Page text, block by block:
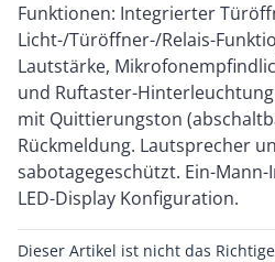
Funktionen: Integrierter
Licht-/Türöffner-/Relais-
Lautstärke,
und Ruftaster-
mit Quittierungston
Rückmeldung. Lautsprecher
sabotagegeschützt. Ein-
LED-Display Konfiguration.
Dieser Artikel ist nicht das